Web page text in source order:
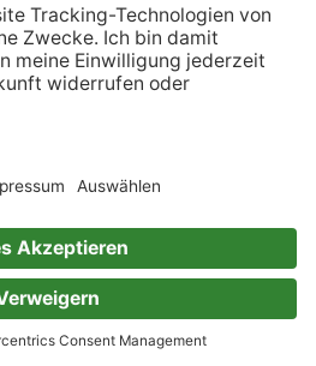
gutes Buch